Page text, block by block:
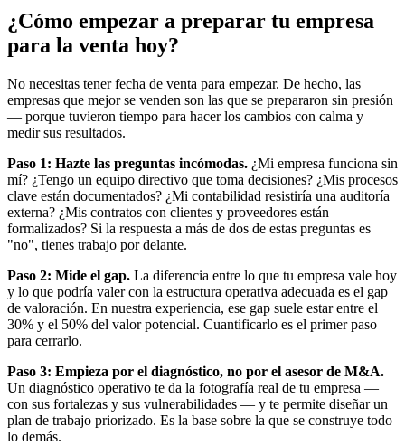
¿Cómo empezar a preparar tu empresa
para la venta hoy?
No necesitas tener fecha de venta para empezar. De hecho, las
empresas que mejor se venden son las que se prepararon sin presión
— porque tuvieron tiempo para hacer los cambios con calma y
medir sus resultados.
Paso 1: Hazte las preguntas incómodas. ¿Mi empresa funciona sin
mí? ¿Tengo un equipo directivo que toma decisiones? ¿Mis procesos
clave están documentados? ¿Mi contabilidad resistiría una auditoría
externa? ¿Mis contratos con clientes y proveedores están
formalizados? Si la respuesta a más de dos de estas preguntas es
"no", tienes trabajo por delante.
Paso 2: Mide el gap. La diferencia entre lo que tu empresa vale hoy
y lo que podría valer con la estructura operativa adecuada es el gap
de valoración. En nuestra experiencia, ese gap suele estar entre el
30% y el 50% del valor potencial. Cuantificarlo es el primer paso
para cerrarlo.
Paso 3: Empieza por el diagnóstico, no por el asesor de M&A.
Un diagnóstico operativo te da la fotografía real de tu empresa —
con sus fortalezas y sus vulnerabilidades — y te permite diseñar un
plan de trabajo priorizado. Es la base sobre la que se construye todo
lo demás.